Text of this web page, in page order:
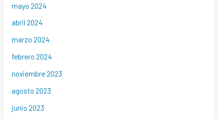
mayo 2024
abril 2024
marzo 2024
febrero 2024
noviembre 2023
agosto 2023
junio 2023